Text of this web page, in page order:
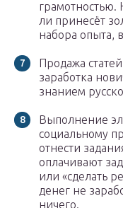
грамотностью.
ли принесёт
набора опыта,
Продажа
заработка
знанием
Выполнение
социальному
отнести
оплачивают
или «сделать
денег не
ничего.